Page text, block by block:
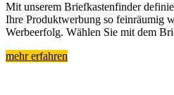
Mit unserem Briefkastenfinder
Ihre Produktwerbung so feinräumig
Werbeerfolg. Wählen Sie mit dem
mehr erfahren